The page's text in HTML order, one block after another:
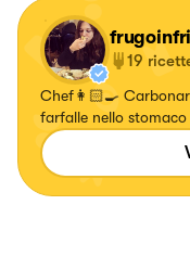
19
Chef👩🏻‍🍳
farfalle nello